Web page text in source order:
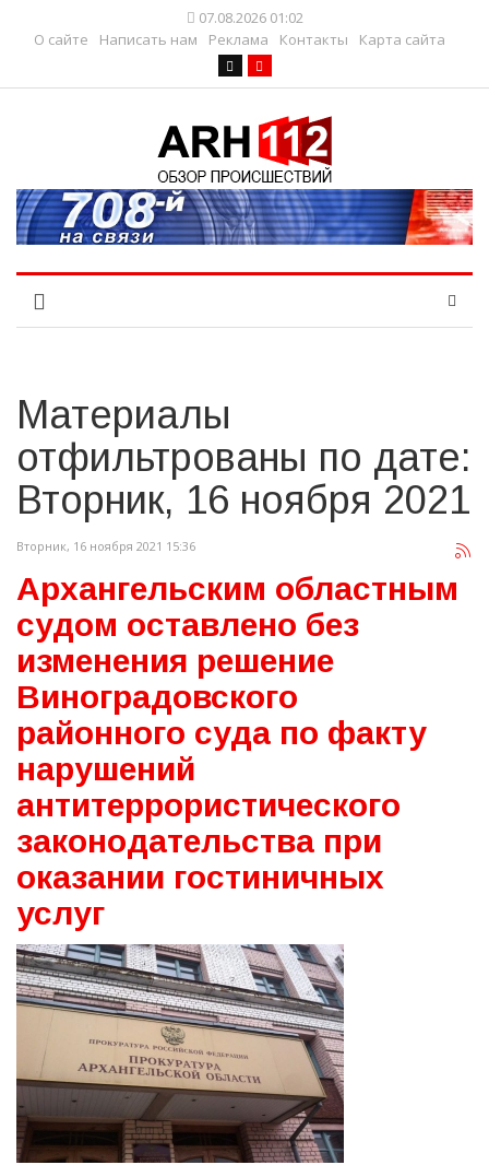
07.08.2026 01:02
О сайте
Написать нам Реклама Контакты Карта сайта
Материалы
отфильтрованы по дате:
Вторник, 16 ноября 2021
Вторник, 16 ноября 2021 15:36
Архангельским областным
судом оставлено без
изменения решение
Виноградовского
районного суда по факту
нарушений
антитеррористического
законодательства при
оказании гостиничных
услуг